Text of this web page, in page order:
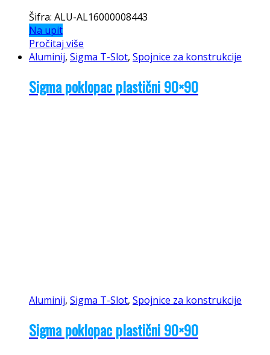
Šifra: ALU-AL16000008443
Na upit
Pročitaj više
Aluminij, Sigma T-Slot, Spojnice za konstrukcije
Sigma poklopac plastični 90×90
Aluminij, Sigma T-Slot, Spojnice za konstrukcije
Sigma poklopac plastični 90×90